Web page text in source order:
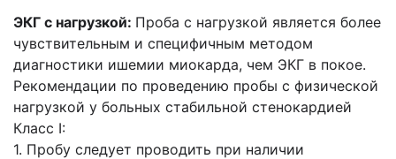
ЭКГ с нагрузкой: Проба с нагрузкой является более
чувствительным и специфичным методом
диагностики ишемии миокарда, чем ЭКГ в покое.
Рекомендации по проведению пробы с физической
нагрузкой у больных стабильной стенокардией
Класс I:
1. Пробу следует проводить при наличии